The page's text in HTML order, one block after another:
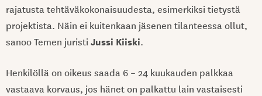
rajatusta tehtäväkokonaisuudesta, esimerkiksi tietystä
projektista. Näin ei kuitenkaan jäsenen tilanteessa ollut,
sanoo Temen juristi Jussi Kiiski.
Henkilöllä on oikeus saada 6 – 24 kuukauden palkkaa
vastaava korvaus, jos hänet on palkattu lain vastaisesti